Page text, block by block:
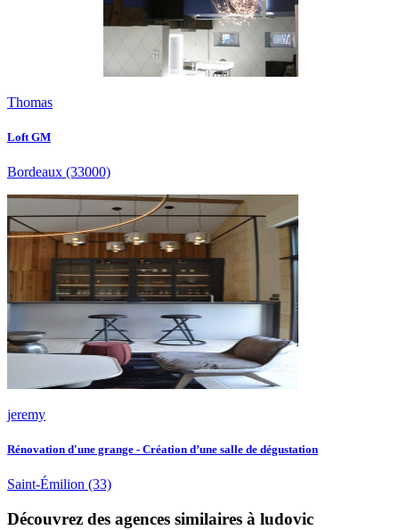
Thomas
Loft GM
Bordeaux (33000)
jeremy
Rénovation d'une grange - Création d’une salle de dégustation
Saint-Émilion (33)
Découvrez des agences similaires à ludovic